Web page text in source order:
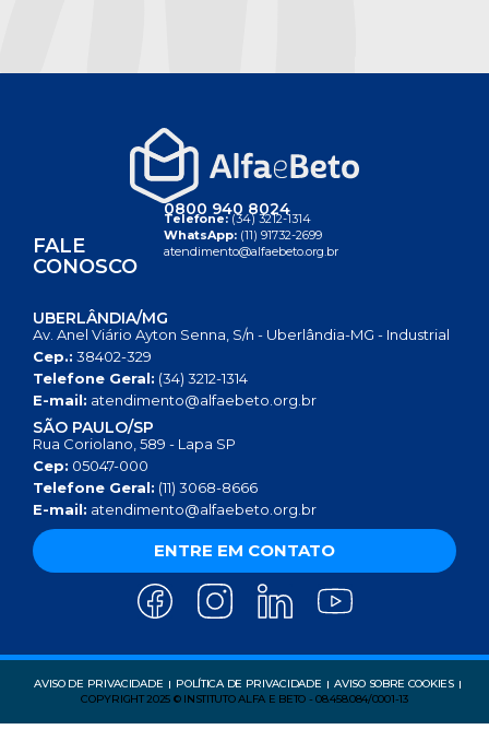
FALE
CONOSCO
0800 940 8024
Telefone:(34) 3212-1314
WhatsApp: (11) 91732-2699
atendimento@alfaebeto.org.br
UBERLÂNDIA/MG
Av. Anel Viário Ayton Senna, S/n - Uberlândia-MG - Industrial
Cep.: 38402-329
Telefone Geral: (34) 3212-1314
E-mail: atendimento@alfaebeto.org.br
SÃO PAULO/SP
Rua Coriolano, 589 - Lapa SP
Cep: 05047-000
Telefone Geral: (11) 3068-8666
E-mail: atendimento@alfaebeto.org.br
ENTRE EM CONTATO
AVISO DE PRIVACIDADE POLÍTICA DE PRIVACIDADE
AVISO SOBRE COOKIES
COPYRIGHT 2025 © INSTITUTO ALFA E BETO - 08.458.084/0001-13